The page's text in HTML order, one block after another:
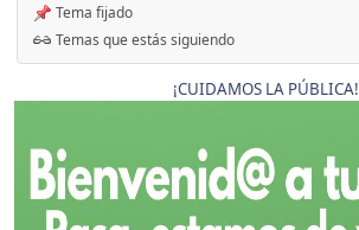
Tema fijado
Temas que estás siguiendo
¡CUIDAMOS LA PÚBLICA!